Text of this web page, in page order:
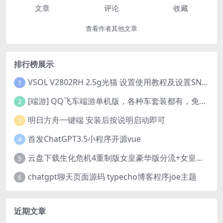
文章 评论 收藏
查看作者其他文章
排行榜展示
1 VSOL V2802RH 2.5g光猫 设置使用教程及设置SN教程-附带稳定固件使用手册等
2 [端游] QQ飞车端游单机版，各种车套装都有，免虚拟机
3 明日方舟一键端 安装后按说明启动即可
4 首发ChatGPT3.5小程序开源vue
5 云盘下载生化危机4重制版女皇豪华版分流+女皇学习补丁+修改器 解压即玩【阿里云盘】
6 chatgpt聊天页面源码 typecho博客程序joe主题
近期文章